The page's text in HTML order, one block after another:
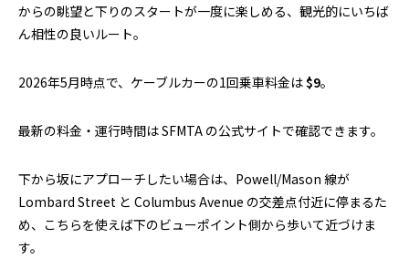
からの眺望と下りのスタートが一度に楽しめる、観光的にいちば
ん相性の良いルート。
2026年5月時点で、ケーブルカーの1回乗車料金は$9。
最新の料金・運行時間は SFMTA の公式サイトで確認できます。
下から坂にアプローチしたい場合は、Powell/Mason 線が
Lombard Street と Columbus Avenue の交差点付近に停まるた
め、こちらを使えば下のビューポイント側から歩いて近づけま
す。